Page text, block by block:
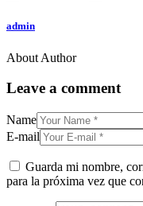
admin
About Author
Leave a comment
Name
E-mail
Guarda mi nombre,
para la próxima vez que